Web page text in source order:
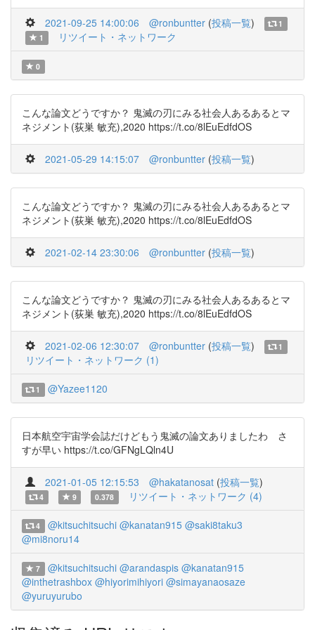
2021-09-25 14:00:06 @ronbuntter (投稿一覧)
1
1
リツイート・ネットワーク
0
こんな論文どうですか？ 鬼滅の刃にみる社会人あるあるとマ
ネジメント(荻巣 敏充),2020 https://t.co/8lEuEdfdOS
2021-05-29 14:15:07 @ronbuntter (投稿一覧)
こんな論文どうですか？ 鬼滅の刃にみる社会人あるあるとマ
ネジメント(荻巣 敏充),2020 https://t.co/8lEuEdfdOS
2021-02-14 23:30:06 @ronbuntter (投稿一覧)
こんな論文どうですか？ 鬼滅の刃にみる社会人あるあるとマ
ネジメント(荻巣 敏充),2020 https://t.co/8lEuEdfdOS
2021-02-06 12:30:07 @ronbuntter (投稿一覧) 1
リツイート・ネットワーク (1)
1 @Yazee1120
日本航空宇宙学会誌だけどもう鬼滅の論文ありましたわ さ
すが早い https://t.co/GFNgLQln4U
2021-01-05 12:15:53 @hakatanosat (投稿一覧)
4 9 0.378 リツイート・ネットワーク (4)
4 @kitsuchitsuchi @kanatan915 @saki8taku3
@mi8noru14
7 @kitsuchitsuchi @arandaspis @kanatan915
@inthetrashbox @hiyorimihiyori @simayanaosaze
@yuruyurubo